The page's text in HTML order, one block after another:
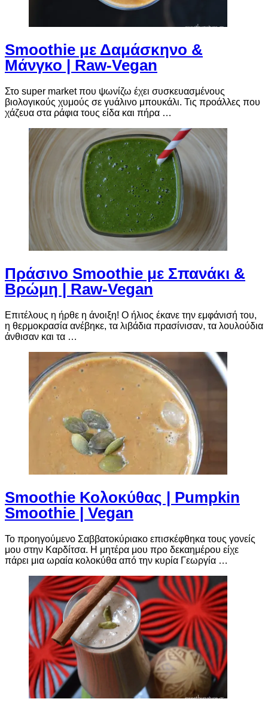
Smoothie με Δαμάσκηνο &
Μάνγκο | Raw-Vegan
Στο super market που ψωνίζω έχει συσκευασμένους
βιολογικούς χυμούς σε γυάλινο μπουκάλι. Τις προάλλες που
χάζευα στα ράφια τους είδα και πήρα …
Πράσινο Smoothie με Σπανάκι &
Βρώμη | Raw-Vegan
Επιτέλους η ήρθε η άνοιξη! Ο ήλιος έκανε την εμφάνισή του,
η θερμοκρασία ανέβηκε, τα λιβάδια πρασίνισαν, τα λουλούδια
άνθισαν και τα …
Smoothie Κολοκύθας | Pumpkin
Smoothie | Vegan
Το προηγούμενο Σαββατοκύριακο επισκέφθηκα τους γονείς
μου στην Καρδίτσα. Η μητέρα μου προ δεκαημέρου είχε
πάρει μια ωραία κολοκύθα από την κυρία Γεωργία …